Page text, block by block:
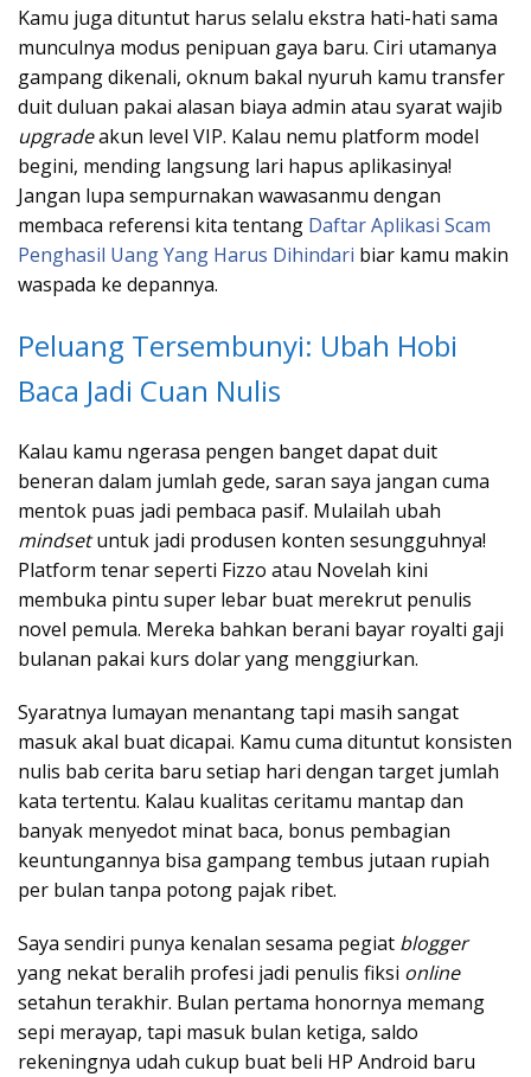
Kamu juga dituntut harus selalu ekstra hati-hati sama
munculnya modus penipuan gaya baru. Ciri utamanya
gampang dikenali, oknum bakal nyuruh kamu transfer
duit duluan pakai alasan biaya admin atau syarat wajib
upgradeakun level VIP. Kalau nemu platform model
begini, mending langsung lari hapus aplikasinya!
Jangan lupa sempurnakan wawasanmu dengan
membaca referensi kita tentang Daftar Aplikasi Scam
Penghasil Uang Yang Harus Dihindari biar kamu makin
waspada ke depannya.
Peluang Tersembunyi: Ubah Hobi
Baca Jadi Cuan Nulis
Kalau kamu ngerasa pengen banget dapat duit
beneran dalam jumlah gede, saran saya jangan cuma
mentok puas jadi pembaca pasif. Mulailah ubah
mindsetuntuk jadi produsen konten sesungguhnya!
Platform tenar seperti Fizzo atau Novelah kini
membuka pintu super lebar buat merekrut penulis
novel pemula. Mereka bahkan berani bayar royalti gaji
bulanan pakai kurs dolar yang menggiurkan.
Syaratnya lumayan menantang tapi masih sangat
masuk akal buat dicapai. Kamu cuma dituntut konsisten
nulis bab cerita baru setiap hari dengan target jumlah
kata tertentu. Kalau kualitas ceritamu mantap dan
banyak menyedot minat baca, bonus pembagian
keuntungannya bisa gampang tembus jutaan rupiah
per bulan tanpa potong pajak ribet.
Saya sendiri punya kenalan sesama pegiat blogger
yang nekat beralih profesi jadi penulis fiksi online
setahun terakhir. Bulan pertama honornya memang
sepi merayap, tapi masuk bulan ketiga, saldo
rekeningnya udah cukup buat beli HP Android baru